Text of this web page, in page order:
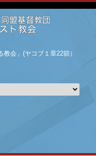
会」(ヤコブ１章22節）